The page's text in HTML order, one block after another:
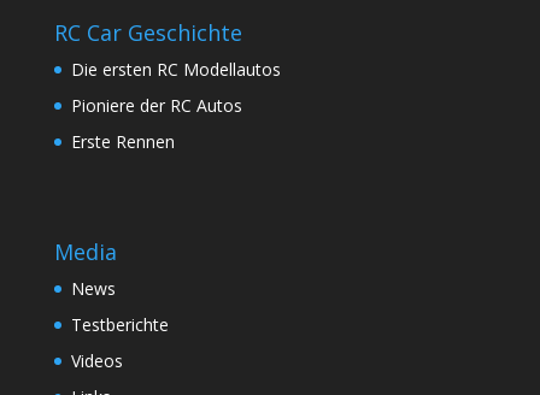
RC Car Geschichte
Die ersten RC Modellautos
Pioniere der RC Autos
Erste Rennen
Media
News
Testberichte
Videos